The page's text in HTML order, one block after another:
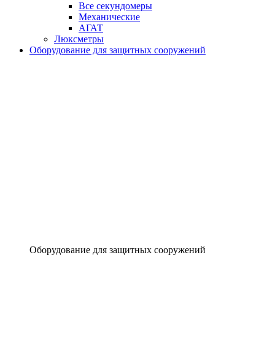
Все секундомеры
Механические
АГАТ
Люксметры
Оборудование для защитных сооружений
Оборудование для защитных сооружений